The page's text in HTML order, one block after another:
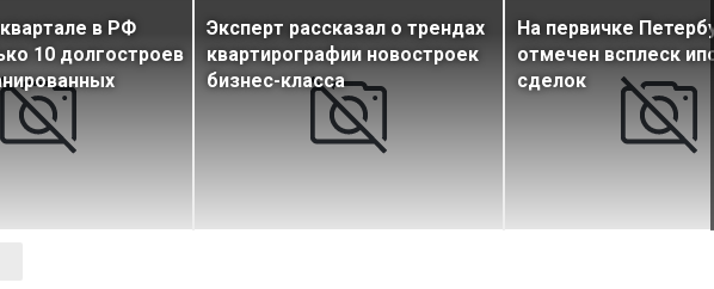
в РФ
10 долгостроев
Эксперт рассказал о трендах
квартирографии новостроек
бизнес-класса
На первичке
отмечен всплеск
сделок